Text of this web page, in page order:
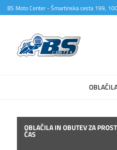
BS Moto Center - Šmartinska cesta 199,
OBLAČILA IN OBUTEV ZA
ČAS